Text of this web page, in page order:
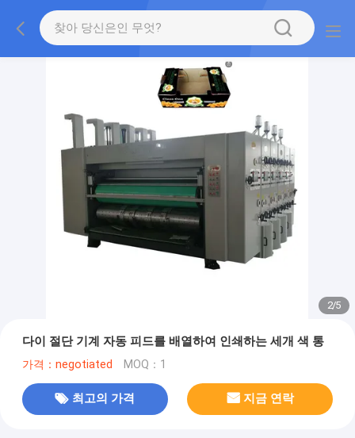
2/5
다이 절단 기계 자동 피드를 배열하여 인쇄하는 세개 색 통
가격：negotiated MOQ：1
최고의 가격 지금 연락